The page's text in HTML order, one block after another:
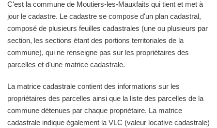
C'est la commune de Moutiers-les-Mauxfaits qui tient et met à
jour le cadastre. Le cadastre se compose d'un plan cadastral,
composé de plusieurs feuilles cadastrales (une ou plusieurs par
section, les sections étant des portions territoriales de la
commune), qui ne renseigne pas sur les propriétaires des
parcelles et d'une matrice cadastrale.
La matrice cadastrale contient des informations sur les
propriétaires des parcelles ainsi que la liste des parcelles de la
commune détenues par chaque propriétaire. La matrice
cadastrale indique également la VLC (valeur locative cadastrale)